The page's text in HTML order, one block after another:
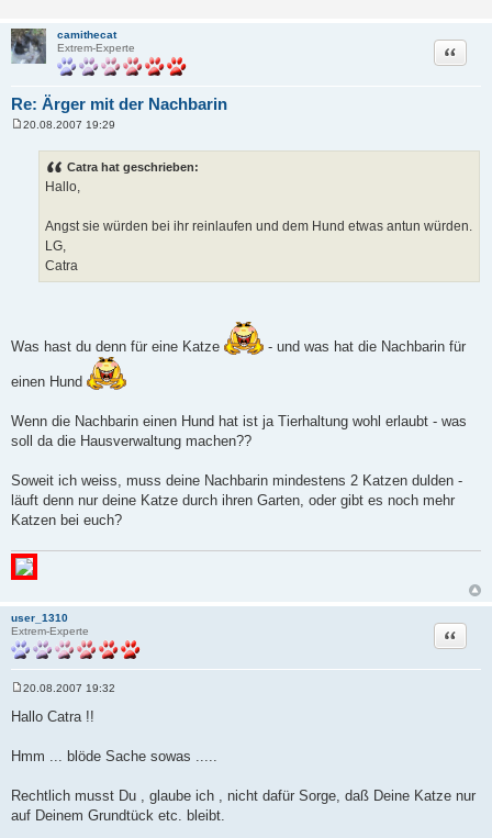
camithecat
Extrem-Experte
Re: Ärger mit der Nachbarin
Zitat
20.08.2007 19:29
Catra hat geschrieben:
Hallo,
Angst sie würden bei ihr reinlaufen und dem Hund etwas antun würden.
LG,
Catra
Was hast du denn für eine Katze - und was hat die Nachbarin für
einen Hund
Wenn die Nachbarin einen Hund hat ist ja Tierhaltung wohl erlaubt - was
soll da die Hausverwaltung machen??
Soweit ich weiss, muss deine Nachbarin mindestens 2 Katzen dulden -
läuft denn nur deine Katze durch ihren Garten, oder gibt es noch mehr
Katzen bei euch?
user_1310
Extrem-Experte
Zitat
e
i
r
a
20.08.2007 19:32
Hallo Catra !!
Hmm ... blöde Sache sowas .....
Rechtlich musst Du , glaube ich , nicht dafür Sorge, daß Deine Katze nur
auf Deinem Grundtück etc. bleibt.